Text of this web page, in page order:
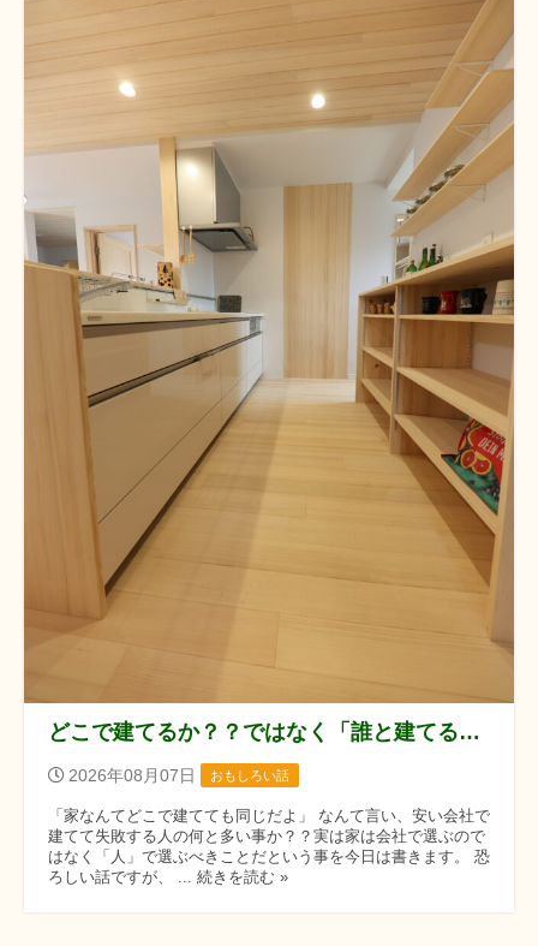
どこで建てるか？？ではなく「誰と建てるか？？」です！！
2026年08月07日 おもしろい話
「家なんてどこで建てても同じだよ」 なんて言い、安い会社で
建てて失敗する人の何と多い事か？？実は家は会社で選ぶので
はなく「人」で選ぶべきことだという事を今日は書きます。 恐
ろしい話ですが、 ... 続きを読む »